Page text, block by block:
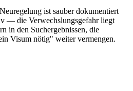
ist sauber dokumentiert
— die Verwechslungsgefahr liegt
in den Suchergebnissen, die
Visum nötig" weiter vermengen.